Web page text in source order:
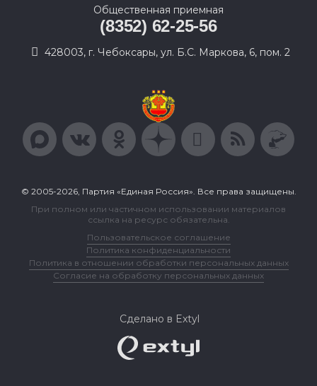
Общественная приемная
(8352) 62-25-56
428003, г. Чебоксары, ул. Б.С. Маркова, 6, пом. 2
© 2005-2026, Партия «Единая Россия». Все права защищены.
При полном или частичном использовании материалов
ссылка на ресурс обязательна.
Пользовательское соглашение
Политика конфиденциальности
Политика в отношении обработки персональных данных
Согласие на обработку персональных данных
Сделано в Extyl